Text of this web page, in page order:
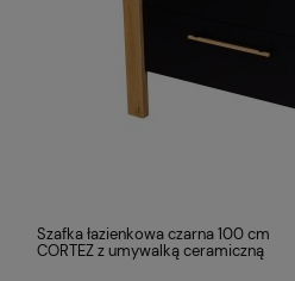
Szafka łazienkowa czarna 100 cm
CORTEZ z umywalką ceramiczną